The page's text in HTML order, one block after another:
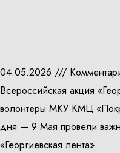
04.05.2026
Всероссийская акция
волонтеры МКУ КМЦ
дня — 9 Мая провели
«Георгиевская лента» .